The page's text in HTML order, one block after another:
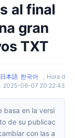
al final
gran
TXT
日本語 한국어 ， Hora d
： 2025-06-07 20:22:43
de su publicac
con las a